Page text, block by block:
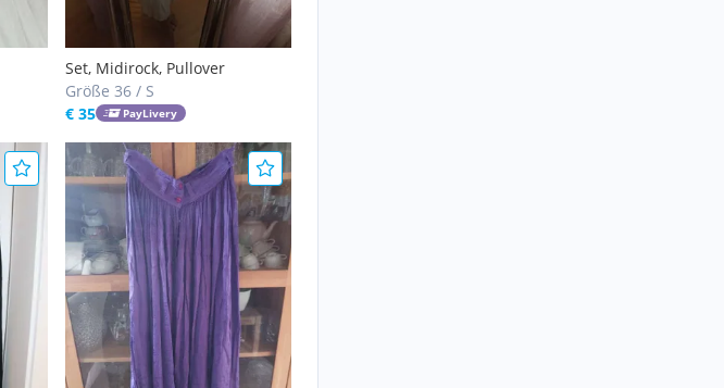
Set, Midirock, Pullover
Größe 36 / S
€ 35
PayLivery